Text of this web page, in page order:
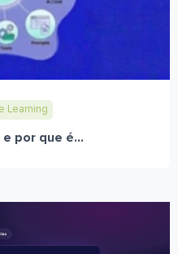
Learning
e por que é...